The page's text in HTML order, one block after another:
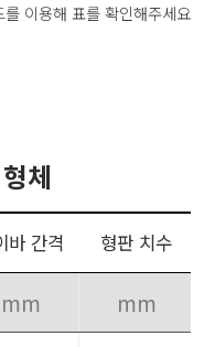
를 이용해 표를 확인해주세요
체
바 간격 형판 치수
mm mm